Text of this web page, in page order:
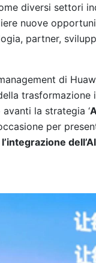
diversi settori
nuove
partner,
di
la strategia ‘
per